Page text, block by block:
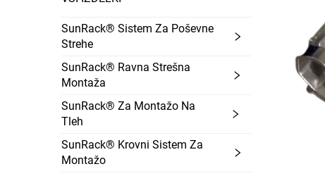
SunRack® Sistem Za Poševne
Strehe
SunRack® Ravna Strešna
Montaža
SunRack® Za Montažo Na
Tleh
SunRack® Krovni Sistem Za
Montažo